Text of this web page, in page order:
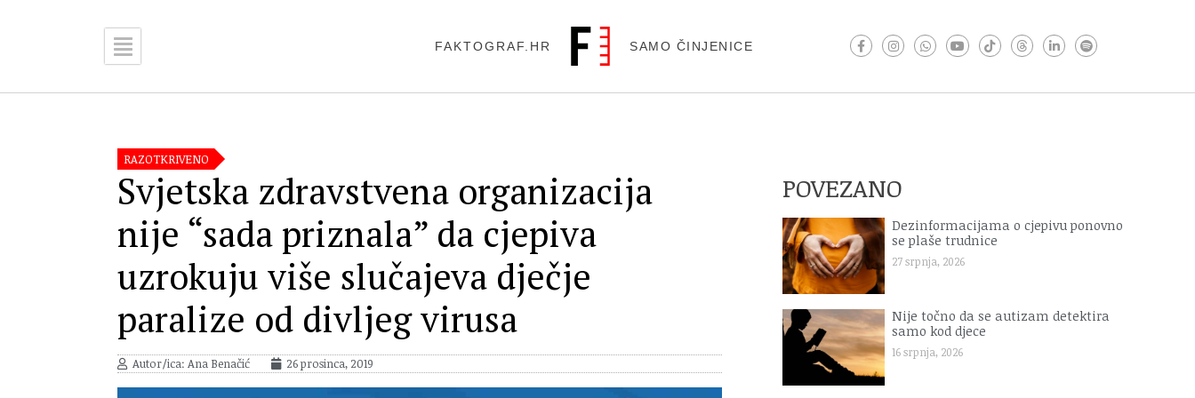
FAKTOGRAF.HR SAMO ČINJENICE
RAZOTKRIVENO
Svjetska zdravstvena organizacija
nije “sada priznala” da cjepiva
uzrokuju više slučajeva dječje
paralize od divljeg virusa
Autor/ica: Ana Benačić 26 prosinca, 2019
POVEZANO
Dezinformacijama o cjepivu ponovno
se plaše trudnice
27 srpnja, 2026
Nije točno da se autizam detektira
samo kod djece
16 srpnja, 2026